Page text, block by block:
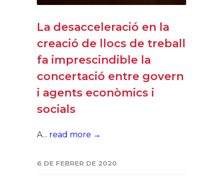
La desacceleració en la
creació de llocs de treball
fa imprescindible la
concertació entre govern
i agents econòmics i
socials
A... read more →
6 DE FEBRER DE 2020